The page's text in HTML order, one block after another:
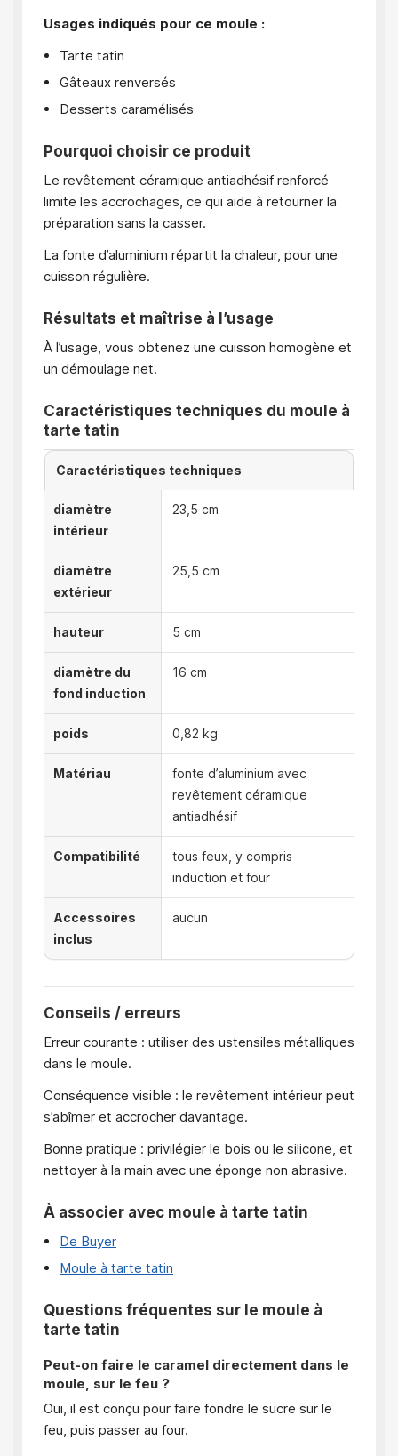
Usages indiqués pour ce moule :
Tarte tatin
Gâteaux renversés
Desserts caramélisés
Pourquoi choisir ce produit
Le revêtement céramique antiadhésif renforcé
limite les accrochages, ce qui aide à retourner la
préparation sans la casser.
La fonte d’aluminium répartit la chaleur, pour une
cuisson régulière.
Résultats et maîtrise à l’usage
À l’usage, vous obtenez une cuisson homogène et
un démoulage net.
Caractéristiques techniques du moule à
tarte tatin
Caractéristiques techniques
diamètre
intérieur
23,5 cm
diamètre
extérieur
25,5 cm
hauteur 5 cm
diamètre du
fond induction
16 cm
poids 0,82 kg
Matériau
fonte d’aluminium avec
revêtement céramique
antiadhésif
Compatibilité
tous feux, y compris
induction et four
Accessoires
inclus
aucun
Conseils / erreurs
Erreur courante : utiliser des ustensiles métalliques
dans le moule.
Conséquence visible : le revêtement intérieur peut
s’abîmer et accrocher davantage.
Bonne pratique : privilégier le bois ou le silicone, et
nettoyer à la main avec une éponge non abrasive.
À associer avec moule à tarte tatin
De Buyer
Moule à tarte tatin
Questions fréquentes sur le moule à
tarte tatin
Peut-on faire le caramel directement dans le
moule, sur le feu ?
Oui, il est conçu pour faire fondre le sucre sur le
feu, puis passer au four.